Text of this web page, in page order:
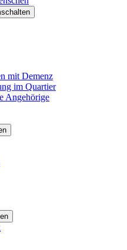
mit Demenz
im Quartier
Angehörige